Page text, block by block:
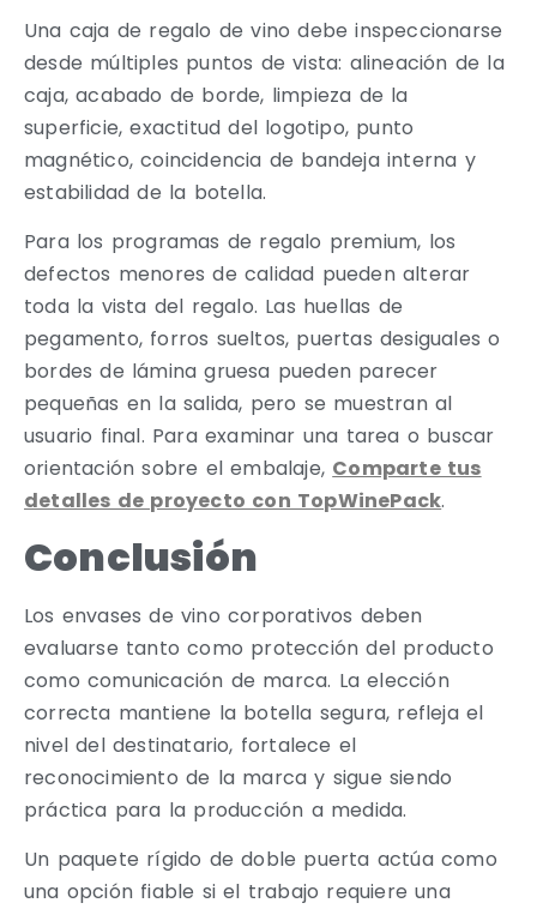
Una caja de regalo de vino debe inspeccionarse
desde múltiples puntos de vista: alineación de la
caja, acabado de borde, limpieza de la
superficie, exactitud del logotipo, punto
magnético, coincidencia de bandeja interna y
estabilidad de la botella.
Para los programas de regalo premium, los
defectos menores de calidad pueden alterar
toda la vista del regalo. Las huellas de
pegamento, forros sueltos, puertas desiguales o
bordes de lámina gruesa pueden parecer
pequeñas en la salida, pero se muestran al
usuario final. Para examinar una tarea o buscar
orientación sobre el embalaje, Comparte tus
detalles de proyecto con TopWinePack.
Conclusión
Los envases de vino corporativos deben
evaluarse tanto como protección del producto
como comunicación de marca. La elección
correcta mantiene la botella segura, refleja el
nivel del destinatario, fortalece el
reconocimiento de la marca y sigue siendo
práctica para la producción a medida.
Un paquete rígido de doble puerta actúa como
una opción fiable si el trabajo requiere una